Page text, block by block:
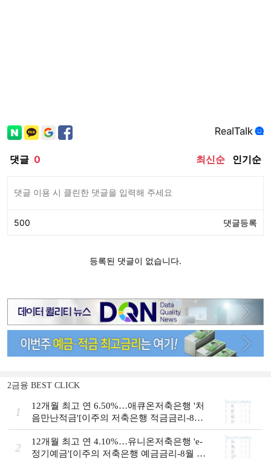
2금융 BEST CLICK
1
12개월 최고 연 6.50%…애큐온저축은행 '처
음만난적금'[이주의 저축은행 적금금리-8월
2주]
2
12개월 최고 연 4.10%…유니온저축은행 'e-
정기예금'[이주의 저축은행 예금금리-8월 2